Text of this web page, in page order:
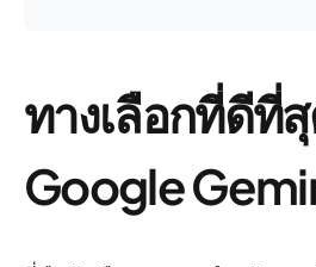
ทางเลือกที่ดีที่
Google